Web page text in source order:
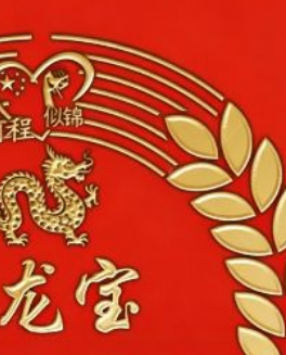
立体头像
老虎头像
龙的头像